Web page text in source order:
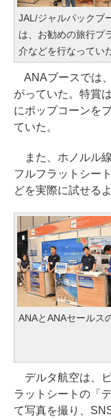
JAL/ジャルパックブ
は、お勧めの旅行プ
介などを行なってい
ANAブースでは
がっていた。特賞
にポップコーンを
ていた。
また、ホノルル
フルフラットシー
どを実際に試せる
ANAとANAセールス
デルタ航空は、
ラットシートの「
て写真を撮り、